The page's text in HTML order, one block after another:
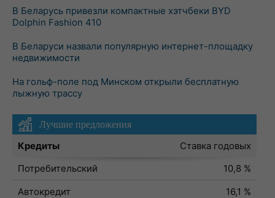
В Беларусь привезли компактные хэтчбеки BYD
Dolphin Fashion 410
В Беларуси назвали популярную интернет-площадку
недвижимости
На гольф-поле под Минском открыли бесплатную
лыжную трассу
Лучшие предложения
Кредиты
Ставка годовых
Потребительский
10,8 %
Автокредит
16,1 %